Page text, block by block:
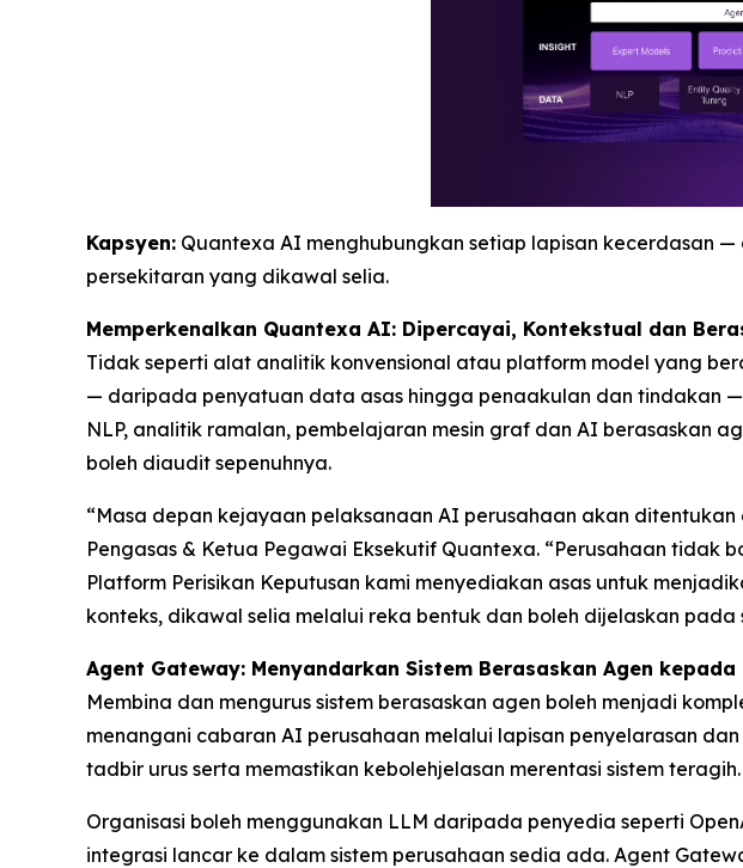
Kapsyen: Quantexa AI menghubungkan setiap lapisan kecerdasan
persekitaran yang dikawal selia.
Memperkenalkan Quantexa AI: Dipercayai, Kontekstual dan
Tidak seperti alat analitik konvensional atau platform model yang
— daripada penyatuan data asas hingga penaakulan dan tindakan
NLP, analitik ramalan, pembelajaran mesin graf dan AI berasaskan
boleh diaudit sepenuhnya.
“Masa depan kejayaan pelaksanaan AI perusahaan akan
Pengasas & Ketua Pegawai Eksekutif Quantexa. “Perusahaan
Platform Perisikan Keputusan kami menyediakan asas untuk
konteks, dikawal selia melalui reka bentuk dan boleh dijelaskan pada
Agent Gateway: Menyandarkan Sistem Berasaskan Agen
Membina dan mengurus sistem berasaskan agen boleh menjadi
menangani cabaran AI perusahaan melalui lapisan penyelarasan
tadbir urus serta memastikan kebolehjelasan merentasi sistem teragih.
Organisasi boleh menggunakan LLM daripada penyedia seperti
integrasi lancar ke dalam sistem perusahaan sedia ada. Agent